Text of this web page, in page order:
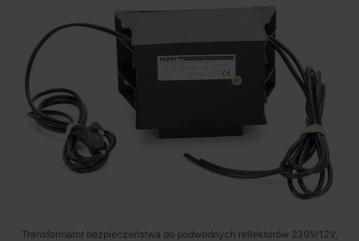
Transformator bezpieczeństwa do podwodnych reflektorów 230V/12V,